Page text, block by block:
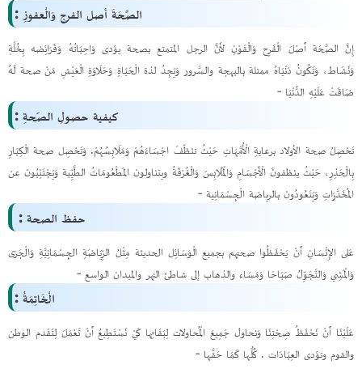
الصَّحَةَ أصل الفرج وَالْعفوزِ :
إِنَّ الصَّحَة أَصْلَ الْفَرِح وَالْقَوْنِ لأَنَّ الرجل المتمتع بصحة يؤدى وَاحِبَاتُهُ وَفَرَائِضه بِخُلَّةٍ
وَنَشَاط، وَتَكُونُ دَنْيَاهُ ممتلة بالبهجة والسَّرور وَيَجِدُ لذة الْحَيَاةِ وَحَلَاوَةِ الْعَيْشِ مَنْ صحة لَهُ
ضَاقَتْ عَلَيْهِ الدُّنْيَا -
كيفية حصولِ الصّحةِ :
تَحْصِلُ صحة الأولاد برعايةِ الْأُمَّهَاتِ حَيْثُ تنظّفَ اجْسَاءَهُمْ وَمَلَابِسُهُمْ. وَتَحْصِل صحة الْكِبَارِ
بِالْحَذِرِ، حَيْثُ ينظفونَ الْأَجْسَامِ وَالْمَلَابِسَ وَالْغُرْفَةُ ويتناولون المَطْعُومَاتُ الطَّيِّبة وَيَجْتَنِبُون عن
المُخَدَّرَاتِ وَيَتَعُودُون بالرياضة الْجِسْمَانِية -
حفظ الصحة :
عَلى الإِنْسَانِ أَنْ يَحْفَظُوا صحتهم بجميع الْوَسَائِل الحديثة مِثْلُ الرِّيَاضَةِ الجِسْمَانِيَّةِ وَالْجَرَى
وَالْمَشِي وَالتَّجَوِّلُ صَبَاحًا وَمَسَاء والذهاب إلى شاطئ النهر والميدان الواسع -
الْخَاتِمَةُ :
عَلَيْنَا أَنْ نَحْفَظُ صِحْتِنَا وَنحاول جَمِيعَ الْمُحاولات لِبَقَاتِها كَيْ نَسْتَطِيعُ أَنْ تَعْمَلَ لِتَقَدم الوطن
والقوم وتؤدى العِبَادَات . كُلُّها كَمَا حَقَّها -